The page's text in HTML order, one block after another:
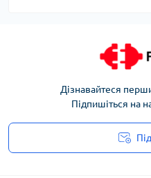
Дізнавайтеся
Підпишіться на